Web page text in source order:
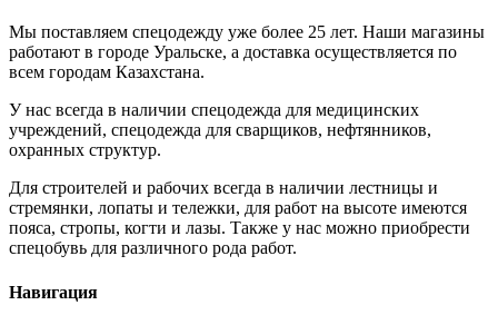
Мы поставляем спецодежду уже более 25 лет. Наши магазины
работают в городе Уральске, а доставка осуществляется по
всем городам Казахстана.
У нас всегда в наличии спецодежда для медицинских
учреждений, спецодежда для сварщиков, нефтянников,
охранных структур.
Для строителей и рабочих всегда в наличии лестницы и
стремянки, лопаты и тележки, для работ на высоте имеются
пояса, стропы, когти и лазы. Также у нас можно приобрести
спецобувь для различного рода работ.
Навигация